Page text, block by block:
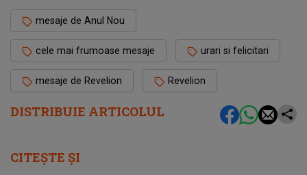
DISTRIBUIE ARTICOLUL
mesaje de Anul Nou
cele mai frumoase mesaje urari si felicitari
mesaje de Revelion Revelion
CITEȘTE ȘI